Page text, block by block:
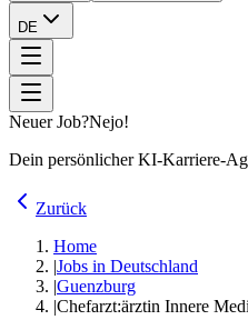
DE
Neuer Job?Nejo!
Dein persönlicher KI-Karriere-
Zurück
Home
|Jobs in Deutschland
|Guenzburg
|Chefarzt:ärztin Innere